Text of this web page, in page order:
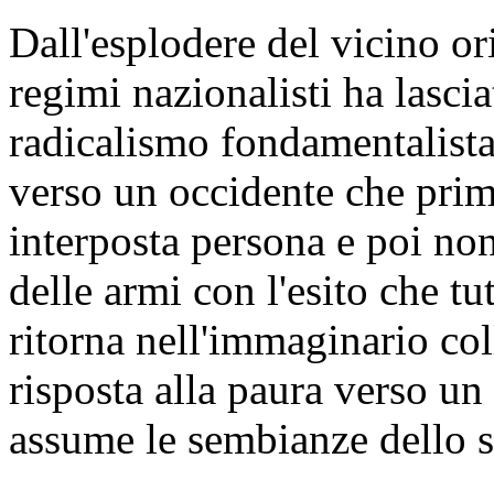
Dall'esplodere del vicino
regimi nazionalisti ha
radicalismo
verso un occidente che
interposta persona e poi
delle armi con l'esito che
ritorna nell'immaginario
risposta alla paura verso
assume le sembianze